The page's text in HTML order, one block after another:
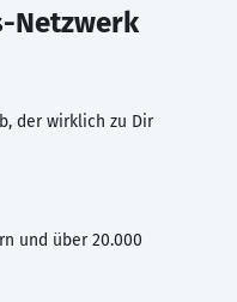
Netzwerk
der wirklich zu Dir
und über 20.000